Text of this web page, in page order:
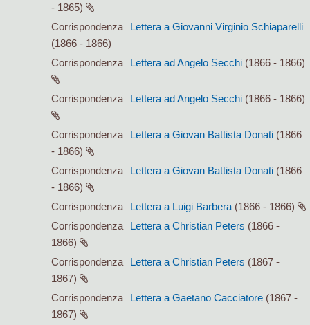
- 1865)
Corrispondenza
Lettera a Giovanni Virginio Schiaparelli
(1866 - 1866)
Corrispondenza
Lettera ad Angelo Secchi (1866 - 1866)
Corrispondenza Lettera ad Angelo Secchi (1866 - 1866)
Corrispondenza Lettera a Giovan Battista Donati (1866
- 1866)
Corrispondenza
Lettera a Giovan Battista Donati (1866
- 1866)
Corrispondenza
Lettera a Luigi Barbera (1866 - 1866)
Corrispondenza
Lettera a Christian Peters (1866 -
1866)
Corrispondenza
Lettera a Christian Peters (1867 -
1867)
Corrispondenza
Lettera a Gaetano Cacciatore (1867 -
1867)